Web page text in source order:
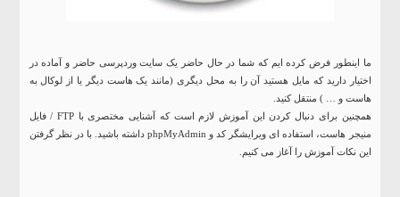
ما اینطور فرض کرده ایم که شما در حال حاضر یک سایت وردپرسی حاضر و آماده در
اختیار دارید که مایل هستید آن را به محل دیگری (مانند یک هاست دیگر یا از لوکال به
هاست و … ) منتقل کنید.
همچنین برای دنبال کردن این آموزش لازم است که آشنایی مختصری با FTP / فایل
منیجر هاست، استفاده ای ویرایشگر کد و phpMyAdmin داشته باشید. با در نظر گرفتن
این نکات آموزش را آغاز می کنیم.